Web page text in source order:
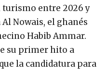
turismo entre 2026 y
Nowais, el ghanés
Habib Ammar.
su primer hito a
la candidatura para